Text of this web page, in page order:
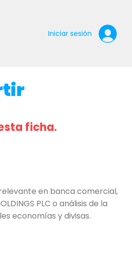
Iniciar sesión
ficha.
en banca comercial,
PLC o análisis de la
economías y divisas.